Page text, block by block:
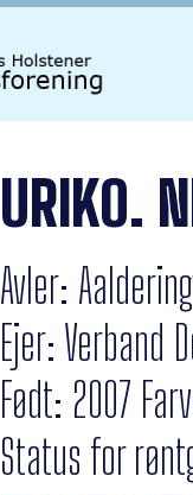
URIKO.
Avler:
Ejer: Verband
Født: 2007
Status for